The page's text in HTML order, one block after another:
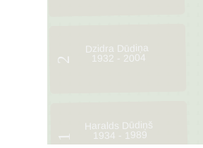
1
2
Haralds Dūdiņš
1934 - 1989
Dzidra Dūdiņa
1932 - 2004